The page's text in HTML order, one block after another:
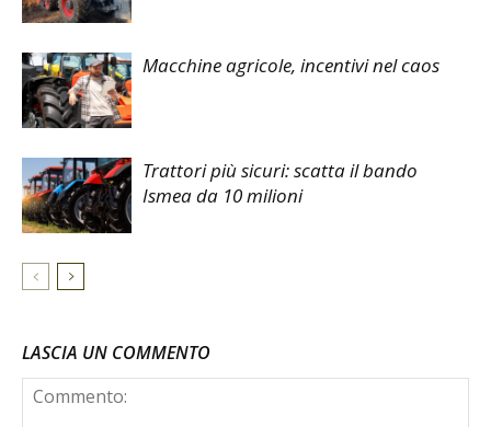
Macchine agricole, incentivi nel caos
Trattori più sicuri: scatta il bando
Ismea da 10 milioni
LASCIA UN COMMENTO